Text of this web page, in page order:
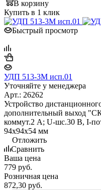
В корзину
Купить в 1 клик
Быстрый просмотр
УДП 513-3М исп.01
Уточняйте у менеджера
Арт.: 26262
Устройство
дополнительный выход
коммут.2 А; U-шс.30 В, I-
94х94х54 мм
Отложить
Сравнить
Ваша цена
779 руб.
Розничная цена
872,30 руб.